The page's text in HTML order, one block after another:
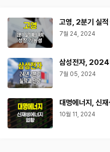
고영, 2분기 실적
7월 24, 2024
삼성전자, 2024
7월 05, 2024
대명에너지, 신
10월 11, 2024